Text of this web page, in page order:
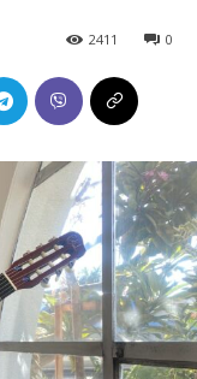
0
2411